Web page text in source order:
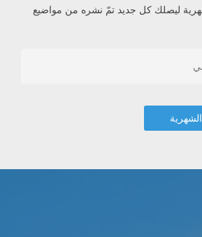
ليصلك كل جديد تمّ نشره من مواضيع